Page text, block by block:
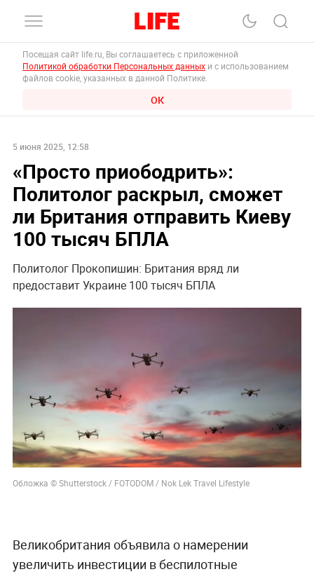
Посещая сайт life.ru, Вы соглашаетесь с приложенной
Политикой обработки Персональных данных и с использованием
файлов cookie, указанных в данной Политике.
ОК
5 июня 2025, 12:58
«Просто приободрить»:
Политолог раскрыл, сможет
ли Британия отправить Киеву
100 тысяч БПЛА
Политолог Прокопишин: Британия вряд ли
предоставит Украине 100 тысяч БПЛА
Обложка © Shutterstock / FOTODOM / Nok Lek Travel Lifestyle
Великобритания объявила о намерении
увеличить инвестиции в беспилотные